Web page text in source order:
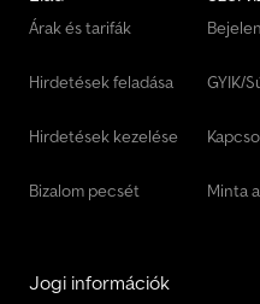
Árak és tarifák
Hirdetések feladása
Hirdetések kezelése
Bizalom pecsét
GYIK/
Minta
Jogi információk